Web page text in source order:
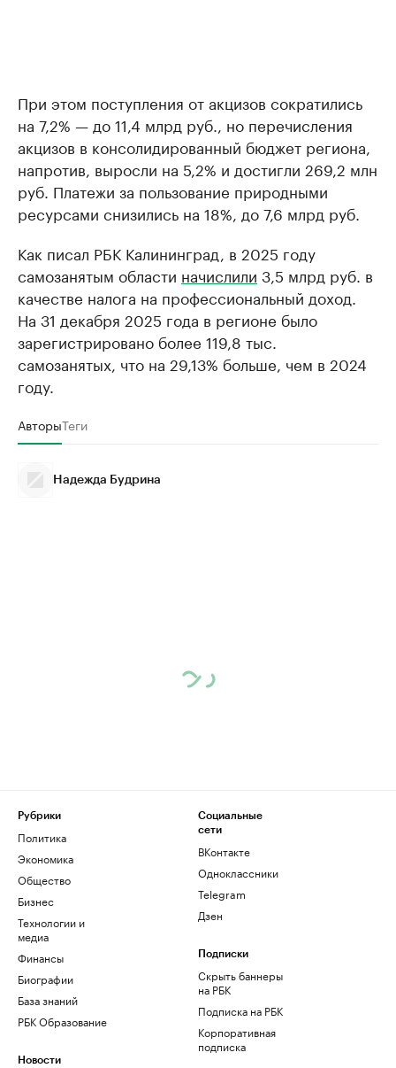
При этом поступления от акцизов сократились
на 7,2% — до 11,4 млрд руб., но перечисления
акцизов в консолидированный бюджет региона,
напротив, выросли на 5,2% и достигли 269,2 млн
руб. Платежи за пользование природными
ресурсами снизились на 18%, до 7,6 млрд руб.
Как писал РБК Калининград, в 2025 году
самозанятым области начислили 3,5 млрд руб. в
качестве налога на профессиональный доход.
На 31 декабря 2025 года в регионе было
зарегистрировано более 119,8 тыс.
самозанятых, что на 29,13% больше, чем в 2024
году.
АвторыТеги
Надежда Будрина
Рубрики
Политика
Экономика
Общество
Бизнес
Технологии и
медиа
Финансы
Биографии
База знаний
РБК Образование
Новости
Социальные
сети
ВКонтакте
Одноклассники
Telegram
Дзен
Подписки
Скрыть баннеры
на РБК
Подписка на РБК
Корпоративная
подписка